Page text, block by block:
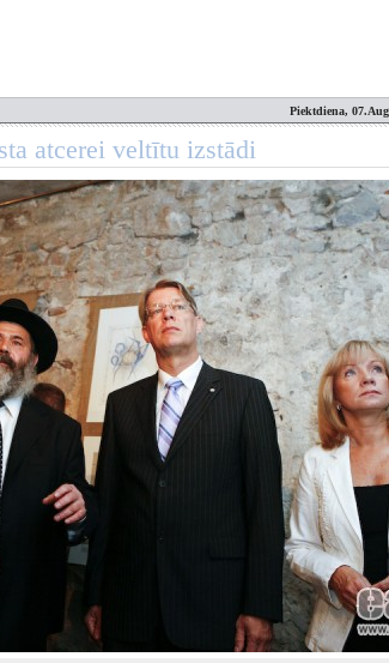
Piektdiena,
atcerei veltītu izstādi